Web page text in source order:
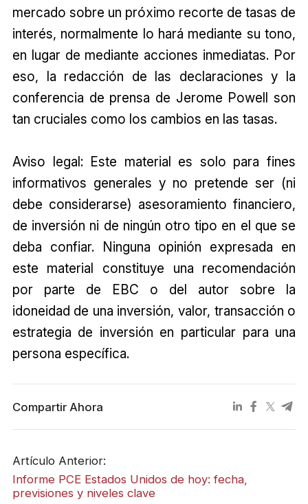
mercado sobre un próximo recorte de tasas de
interés, normalmente lo hará mediante su tono,
en lugar de mediante acciones inmediatas. Por
eso, la redacción de las declaraciones y la
conferencia de prensa de Jerome Powell son
tan cruciales como los cambios en las tasas.
Aviso legal: Este material es solo para fines
informativos generales y no pretende ser (ni
debe considerarse) asesoramiento financiero,
de inversión ni de ningún otro tipo en el que se
deba confiar. Ninguna opinión expresada en
este material constituye una recomendación
por parte de EBC o del autor sobre la
idoneidad de una inversión, valor, transacción o
estrategia de inversión en particular para una
persona específica.
Compartir Ahora
Artículo Anterior:
Informe PCE Estados Unidos de hoy: fecha,
previsiones y niveles clave